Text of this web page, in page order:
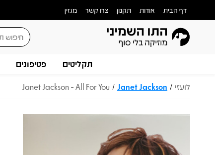
דף הבית אודות תקנון צרו קשר מגזין
תקליטים פטיפונים
לועזי /
Janet Jackson
/
Janet Jackson - All For You